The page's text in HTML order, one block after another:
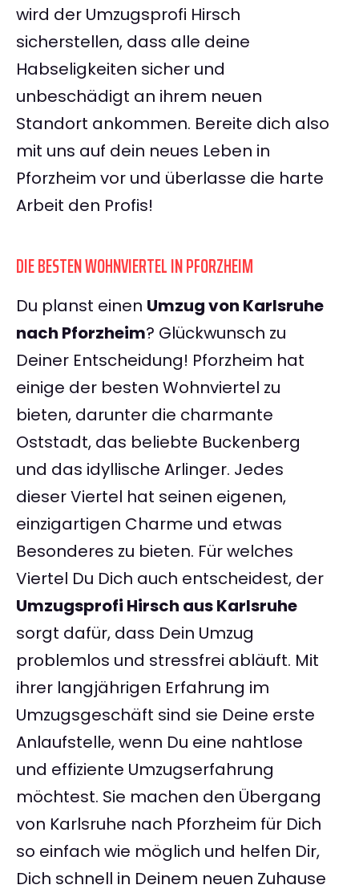
wird der Umzugsprofi Hirsch
sicherstellen, dass alle deine
Habseligkeiten sicher und
unbeschädigt an ihrem neuen
Standort ankommen. Bereite dich also
mit uns auf dein neues Leben in
Pforzheim vor und überlasse die harte
Arbeit den Profis!
DIE BESTEN WOHNVIERTEL IN PFORZHEIM
Du planst einen Umzug von Karlsruhe
nach Pforzheim? Glückwunsch zu
Deiner Entscheidung! Pforzheim hat
einige der besten Wohnviertel zu
bieten, darunter die charmante
Oststadt, das beliebte Buckenberg
und das idyllische Arlinger. Jedes
dieser Viertel hat seinen eigenen,
einzigartigen Charme und etwas
Besonderes zu bieten. Für welches
Viertel Du Dich auch entscheidest, der
Umzugsprofi Hirsch aus Karlsruhe
sorgt dafür, dass Dein Umzug
problemlos und stressfrei abläuft. Mit
ihrer langjährigen Erfahrung im
Umzugsgeschäft sind sie Deine erste
Anlaufstelle, wenn Du eine nahtlose
und effiziente Umzugserfahrung
möchtest. Sie machen den Übergang
von Karlsruhe nach Pforzheim für Dich
so einfach wie möglich und helfen Dir,
Dich schnell in Deinem neuen Zuhause